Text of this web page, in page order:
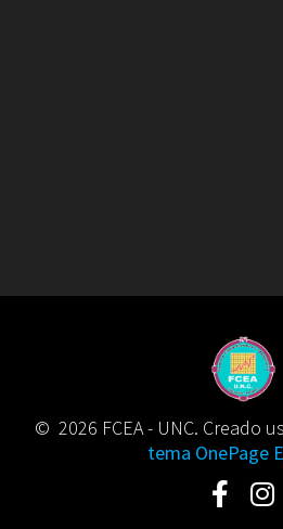
© 2026 FCEA - UNC. Creado
tema OnePage